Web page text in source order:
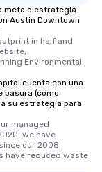
meta o estrategia
Austin Downtown
in half and
Environmental,
cuenta con una
basura (como
su estrategia para
managed
we have
our 2008
have reduced waste